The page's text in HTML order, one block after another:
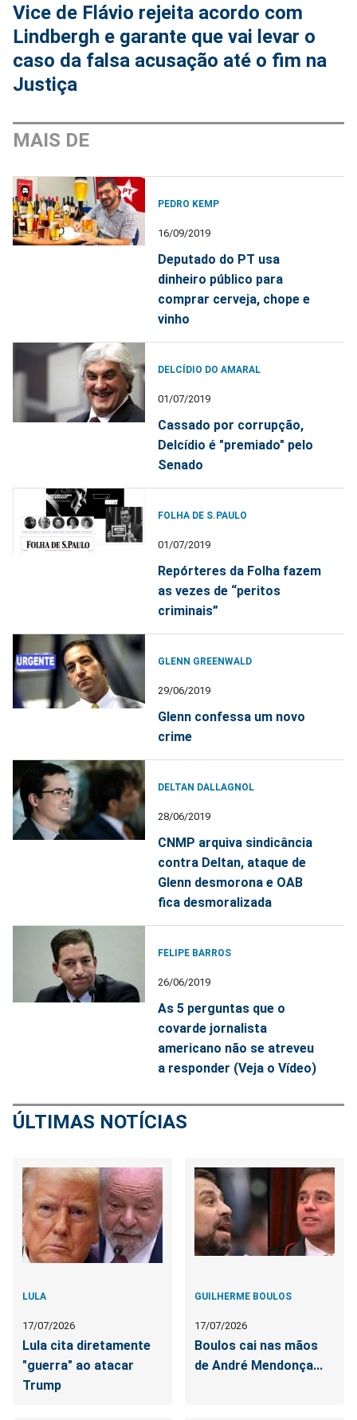
Vice de Flávio rejeita acordo com
Lindbergh e garante que vai levar o
caso da falsa acusação até o fim na
Justiça
MAIS DE
PEDRO KEMP
16/09/2019
Deputado do PT usa
dinheiro público para
comprar cerveja, chope e
vinho
DELCÍDIO DO AMARAL
01/07/2019
Cassado por corrupção,
Delcídio é "premiado" pelo
Senado
FOLHA DE S.PAULO
01/07/2019
Repórteres da Folha fazem
as vezes de “peritos
criminais”
GLENN GREENWALD
29/06/2019
Glenn confessa um novo
crime
DELTAN DALLAGNOL
28/06/2019
CNMP arquiva sindicância
contra Deltan, ataque de
Glenn desmorona e OAB
fica desmoralizada
FELIPE BARROS
26/06/2019
As 5 perguntas que o
covarde jornalista
americano não se atreveu
a responder (Veja o Vídeo)
ÚLTIMAS NOTÍCIAS
LULA
17/07/2026
Lula cita diretamente
"guerra" ao atacar
Trump
GUILHERME BOULOS
17/07/2026
Boulos cai nas mãos
de André Mendonça...